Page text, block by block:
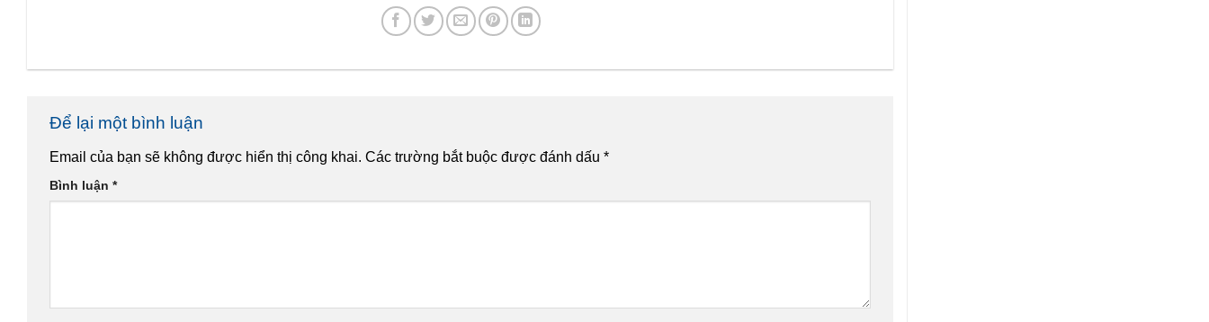
Để lại một bình luận
Email của bạn sẽ không được hiển thị công khai. Các trường bắt buộc được đánh dấu *
Bình luận *